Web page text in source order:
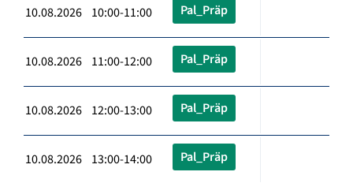
10.08.2026 10:00-11:00 Pal_Präp
10.08.2026 11:00-12:00 Pal_Präp
10.08.2026 12:00-13:00 Pal_Präp
10.08.2026 13:00-14:00 Pal_Präp